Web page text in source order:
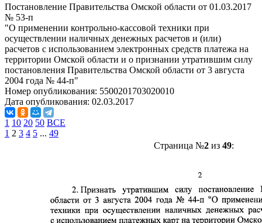
Постановление Правительства Омской области от 01.03.2017
№ 53-п
"О применении контрольно-кассовой техники при
осуществлении наличных денежных расчетов и (или)
расчетов с использованием электронных средств платежа на
территории Омской области и о признании утратившим силу
постановления Правительства Омской области от 3 августа
2004 года № 44-п"
Номер опубликования: 5500201703020010
Дата опубликования: 02.03.2017
1 10 20 50 ВСЕ
1 2 3 4 5 ... 49
Страница №2из 49: